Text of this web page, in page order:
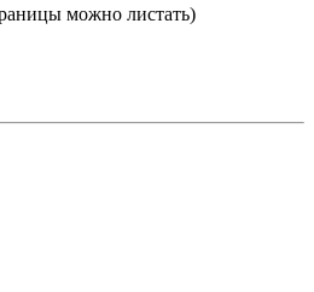
можно листать)